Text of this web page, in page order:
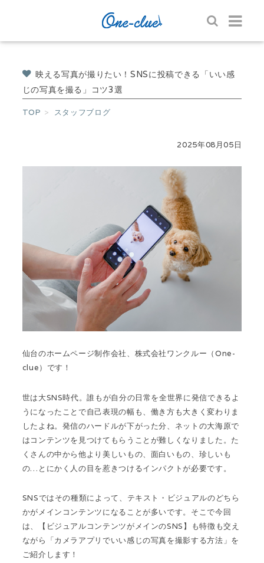
映える写真が撮りたい！SNSに投稿できる「いい感
じの写真を撮る」コツ3選
TOP スタッフブログ
2025年08月05日
仙台のホームページ制作会社、株式会社ワンクルー（One-
clue）です！
世は大SNS時代。誰もが自分の日常を全世界に発信できるよ
うになったことで自己表現の幅も、働き方も大きく変わりま
したよね。発信のハードルが下がった分、ネットの大海原で
はコンテンツを見つけてもらうことが難しくなりました。た
くさんの中から他より美しいもの、面白いもの、珍しいも
の…とにかく人の目を惹きつけるインパクトが必要です。
SNSではその種類によって、テキスト・ビジュアルのどちら
かがメインコンテンツになることが多いです。そこで今回
は、【ビジュアルコンテンツがメインのSNS】も特徴も交え
ながら「カメラアプリでいい感じの写真を撮影する方法」を
ご紹介します！